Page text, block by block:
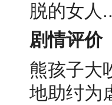
脱的女人
剧情评价
熊孩子大
地助纣为